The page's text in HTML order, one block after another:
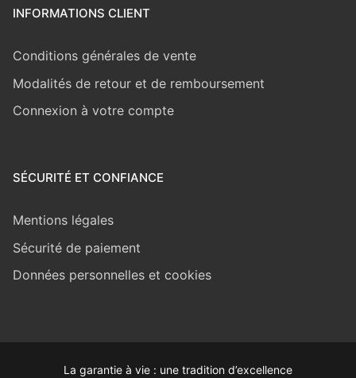
INFORMATIONS CLIENT
Conditions générales de vente
Modalités de retour et de remboursement
Connexion à votre compte
SÉCURITÉ ET CONFIANCE
Mentions légales
Sécurité de paiement
Données personnelles et cookies
La garantie à vie : une tradition d’excellence